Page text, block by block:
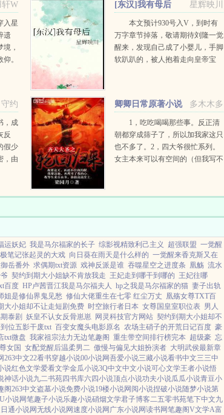
轩W
入星
遗
，
。
星辉映川
[东汉]我有母后
本文预计930号入V，到时有
万字章节掉落，敬请期待刘隆一觉
醒来，发现自己成了小婴儿，手脚
软趴趴的，被人抱着走向皇帝宝
守约
，成
反
假少
，由
多木木多
卿卿日常原著小说
1，吃吃喝喝那些事。反正清
朝都穿成筛子了，所以加我家这只
也不多了。2，四大爷很忙系列。
女主本来可以有空间的（但我写不
有系统的（为了她我...
运妖妃 我是马尔福家的长子 综影视精致利己主义 超强联盟 一觉醒
笔记张起灵的大戏 向日葵在雨天是什么样的 一觉醒来香克斯又在
岳番外 求偶期txt资源 戏神反派是谁 吞噬星空之进度条 凰觞 流水
契约到期大小姐缺不肯放我走 王妃走到哪干到哪的 王妃往哪
百度 HP卢茜晋江我是马尔福夫人 hp之我是马尔福家的猫 妻子出轨
姐是修仙界鬼见愁 修仙大佬重生在七零 红尘万丈 凰殇女尊TXT百
大小姐却不让走短剧免费 时空旅行者日本 女尊国皇室职位表 男人
泰剧 妖皇不认女反骨崽崽 网灵科技官方网站 契约到期大小姐却不
位五影干废txt 百变女魔头电影原名 农场主硝子的开荒日记百度 豪
txt微盘 我家祖宗法力无边笔趣阁 重生带空间排行榜完本 超级豪 忘
女国 女配觉醒后温柔男二 傲慢与偏见大姐扮演者 大明武侯最新章
263中文22看书穿越小说00小说网吾爱小说三藏小说看书中文三三中
说红色文学爱看文学金瓜小说3Q中文中文小说可心文学王者小说悟
神话小说九二书苑四书库六四小说顶点小说功夫小说瓜瓜小说青豆小
阁263中文盗墓小说免费小说19楼小说网阅小说捏破小说随梦小说第
小说网笔趣子小说乐趣小说硝烟文学君子博客二五零书苑笔下中文九
日通小说网无线小说网速度小说网 广东小说网读书网笔趣阁V文学A富